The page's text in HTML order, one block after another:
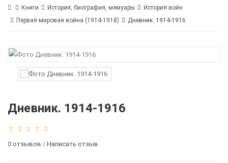
Книги История, биография, мемуары
История войн
Первая мировая война (1914-1918)
Дневник. 1914-1916
Дневник. 1914-1916
0 отзывов / Написать отзыв